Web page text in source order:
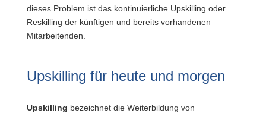
dieses Problem ist das kontinuierliche Upskilling oder
Reskilling der künftigen und bereits vorhandenen
Mitarbeitenden.
Upskilling für heute und morgen
Upskilling bezeichnet die Weiterbildung von